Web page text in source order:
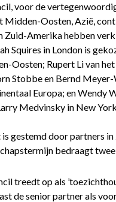
voor de
Midden-Oosten, Azië,
Zuid-Amerika hebben
Squires in London is
Oosten; Rupert Li van
Stobbe en Bernd
Europa; en Wendy
Medvinsky in New
gestemd door partners in
bedraagt twee
treedt op als
de senior partner als